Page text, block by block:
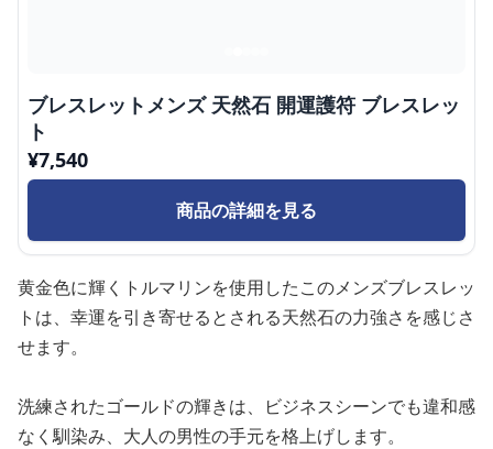
ブレスレットメンズ 天然石 開運護符 ブレスレッ
ト
¥7,540
商品の詳細を見る
黄金色に輝くトルマリンを使用したこのメンズブレスレッ
トは、幸運を引き寄せるとされる天然石の力強さを感じさ
せます。
洗練されたゴールドの輝きは、ビジネスシーンでも違和感
なく馴染み、大人の男性の手元を格上げします。